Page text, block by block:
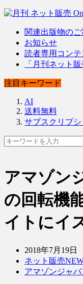
関連出版物のご
お知らせ
読者専用コンテ
「月刊ネット
注目キーワード
AI
送料無料
サブスクリプシ
アマゾン
の回転機
イトにイ
2018年7月19日
ネット販売
アマゾンジャパ